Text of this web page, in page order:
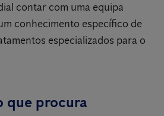
contar com uma equipa
conhecimento específico de
especializados para o
que procura